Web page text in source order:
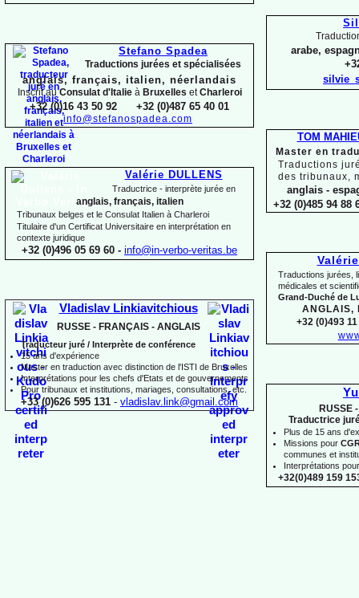
arabe,
TOM
Master en
Traductions
des tribunaux,
anglais -
+32 (0)485 94 88
Traductions jurées,
médicales et
Grand-Duché de
ANGLAIS,
+32 (0)493
RUSSE -
Traductrice
Plus de 15 ans
Missions pour
communes et
Interprétations
+32(0)489 159
Stefano Spadea
Traductions jurées et spécialisées
anglais, français, italien, néerlandais
Inscrit auConsulat d'Italieà Bruxelles etCharleroi
+32 (0)16 43 50 92 +32 (0)487 65 40 01
info@stefanospadea.com
Valérie DULLENS
Traductrice -interprète jurée en
anglais, français, italien
Tribunaux belges et le Consulat Italien à Charleroi
Titulaire d'un Certificat Universitaire en interprétation en
contexte juridique
+32 (0)496 05 69 60 - info@in-verbo-veritas.be
Vladislav Linkiavitchious
RUSSE -FRANÇAIS -ANGLAIS
Traducteur juré / Interprète de conférence
15 ans d'expérience
Master en traduction avec distinction de l'ISTI de Bruxelles
Interprétations pour les chefs d'Etats et de gouvernements
Pour tribunaux et institutions , mariages, consultations, etc.
+33 (0)626 595 131 - vladislav.link@gmail.com